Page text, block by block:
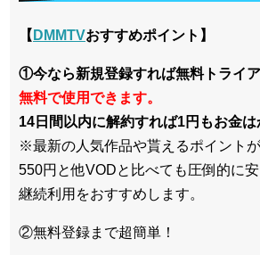
【 DMMTVおすすめポイント】
①今なら新規登録すれば無料トライ
無料で使用できます。
14日間以内に解約すれば1円もお金は
※最新の人気作品や貰えるポイント
550円と他VODと比べても圧倒的に
継続利用をおすすめします。
②無料登録まで超簡単！